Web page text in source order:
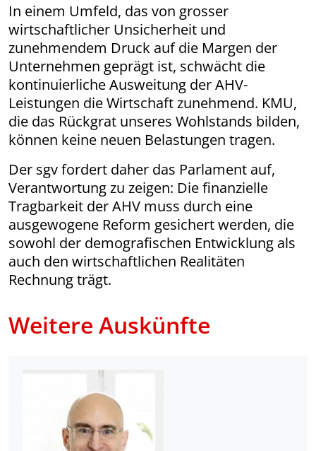
In einem Umfeld, das von grosser
wirtschaftlicher Unsicherheit und
zunehmendem Druck auf die Margen der
Unternehmen geprägt ist, schwächt die
kontinuierliche Ausweitung der AHV-
Leistungen die Wirtschaft zunehmend. KMU,
die das Rückgrat unseres Wohlstands bilden,
können keine neuen Belastungen tragen.
Der sgv fordert daher das Parlament auf,
Verantwortung zu zeigen: Die finanzielle
Tragbarkeit der AHV muss durch eine
ausgewogene Reform gesichert werden, die
sowohl der demografischen Entwicklung als
auch den wirtschaftlichen Realitäten
Rechnung trägt.
Weitere Auskünfte